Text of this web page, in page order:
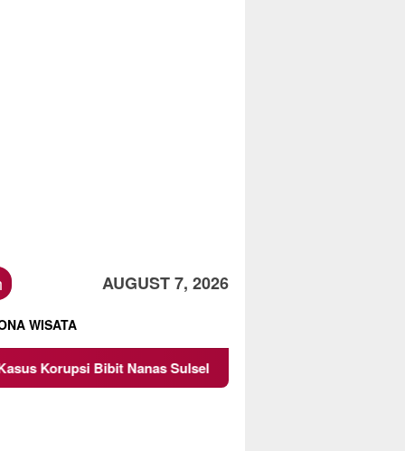
AUGUST 7, 2026
WISATA
Nanas Sulsel Rp 52,4 Miliar